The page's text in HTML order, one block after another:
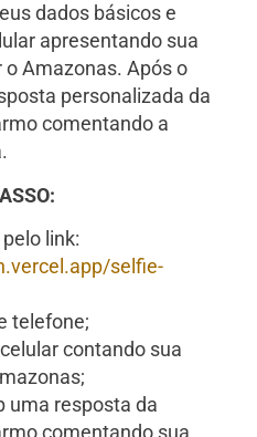
dados básicos e
apresentando sua
Amazonas. Após o
personalizada da
comentando a
link:
selfie-
telefone;
contando sua
uma resposta da
comentando sua